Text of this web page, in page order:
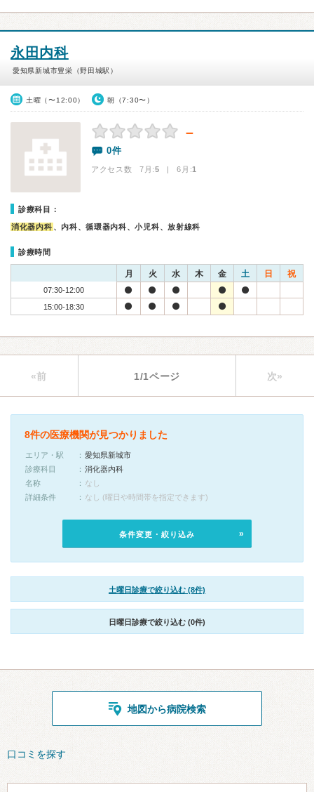
永田内科
愛知県新城市豊栄（野田城駅）
土曜（〜12:00） 朝（7:30〜）
－
0件
アクセス数 7月:5 | 6月:1
診療科目：
消化器内科 、内科、循環器内科、小児科、放射線科
診療時間
月 火 水 木 金 土 日 祝
07:30-12:00
15:00-18:30
«前 1/1ページ 次»
8件の医療機関が見つかりました
エリア・駅
愛知県新城市
診療科目
消化器内科
名称
なし
詳細条件
なし (曜日や時間帯を指定できます)
条件変更・絞り込み
土曜日診療で絞り込む (8件)
日曜日診療で絞り込む (0件)
地図から病院検索
口コミを探す